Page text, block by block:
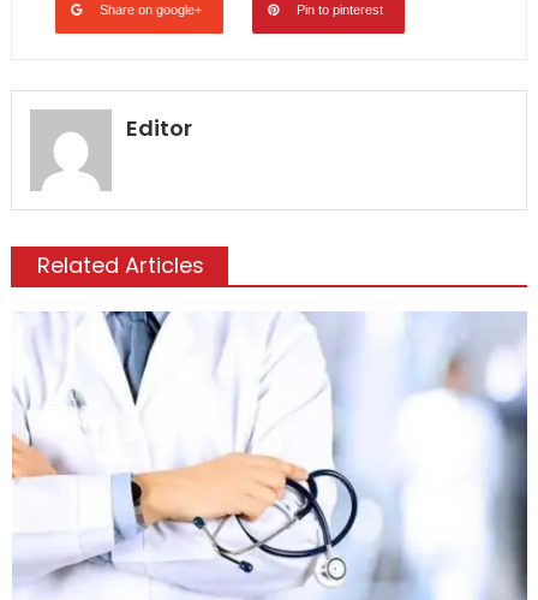
Share on google+ Pin to pinterest
Editor
Related Articles